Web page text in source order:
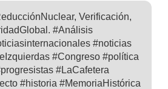
Verificación,
#Análisis
#noticias
#Congreso #política
#LaCafetera
#historia #MemoriaHistórica